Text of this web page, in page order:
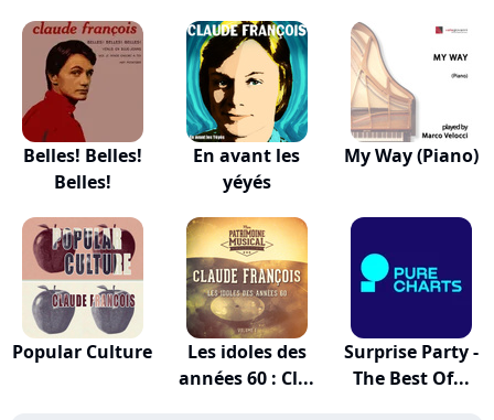
Belles! Belles!
Belles!
En avant les
yéyés
My Way (Piano)
Popular Culture
Les idoles des
années 60 : Cl...
Surprise Party -
The Best Of...